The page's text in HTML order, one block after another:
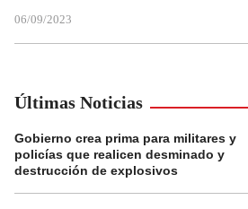
06/09/2023
Últimas Noticias
Gobierno crea prima para militares y
policías que realicen desminado y
destrucción de explosivos